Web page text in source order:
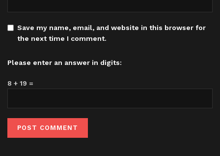
Save my name, email, and website in this browser for
the next time I comment.
Please enter an answer in digits:
8 + 19 =